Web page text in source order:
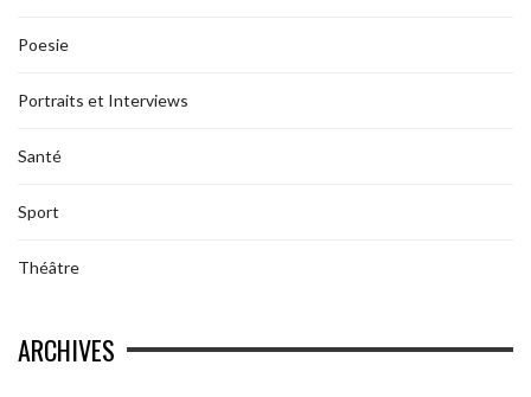
Poesie
Portraits et Interviews
Santé
Sport
Théâtre
ARCHIVES